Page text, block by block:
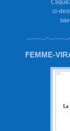
ci-
FEMME-